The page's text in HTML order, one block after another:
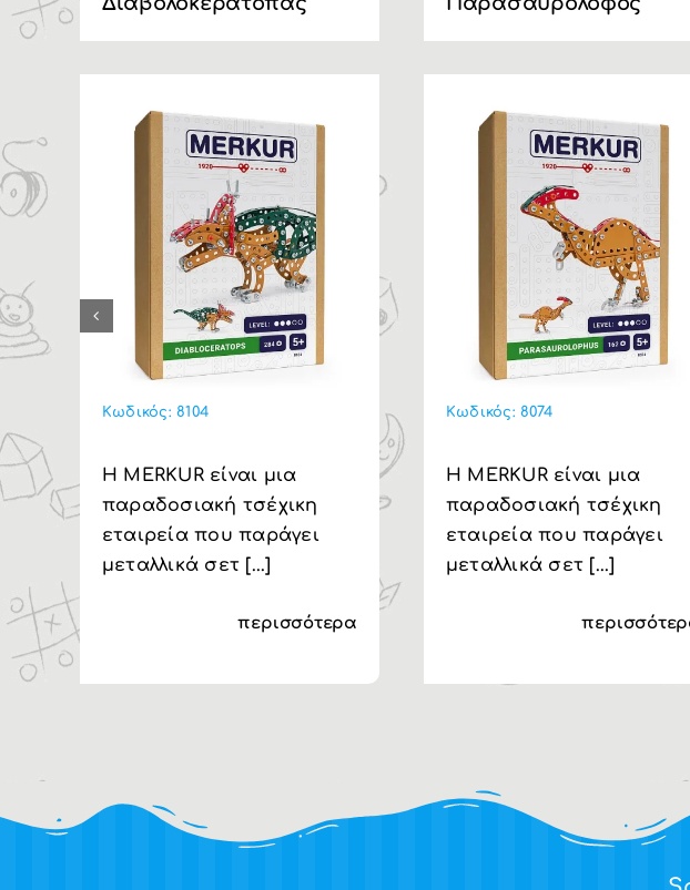
Κωδικός:8104
H MERKUR είναι μια
παραδοσιακή τσέχικη
εταιρεία που παράγει
μεταλλικά σετ [...]
περισσότερα
Κωδικός:8074
H MERKUR είναι μια
παραδοσιακή τσέχικη
εταιρεία που παράγει
μεταλλικά σετ [...]